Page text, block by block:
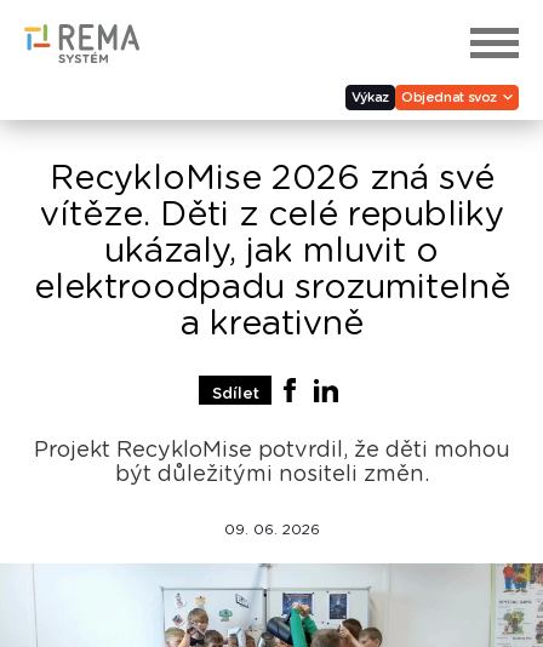
Výkaz Objednat svoz
RecykloMise 2026 zná své
vítěze. Děti z celé republiky
ukázaly, jak mluvit o
elektroodpadu srozumitelně
a kreativně
Sdílet
Projekt RecykloMise potvrdil, že děti mohou
být důležitými nositeli změn.
09. 06. 2026